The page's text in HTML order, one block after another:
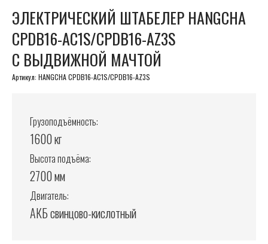
ЭЛЕКТРИЧЕСКИЙ ШТАБЕЛЕР HANGCHA
CPDB16-AC1S/CPDB16-AZ3S
С ВЫДВИЖНОЙ МАЧТОЙ
Артикул: HANGCHA CPDB16-AC1S/CPDB16-AZ3S
Грузоподъёмность:
1600 кг
Высота подъёма:
2700 мм
Двигатель:
АКБ свинцово-кислотный